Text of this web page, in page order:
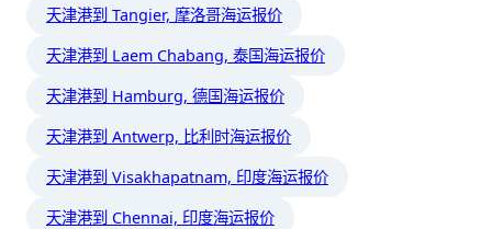
天津港到 Tangier, 摩洛哥海运报价
天津港到 Laem Chabang, 泰国海运报价
天津港到 Hamburg, 德国海运报价
天津港到 Antwerp, 比利时海运报价
天津港到 Visakhapatnam, 印度海运报价
天津港到 Chennai, 印度海运报价